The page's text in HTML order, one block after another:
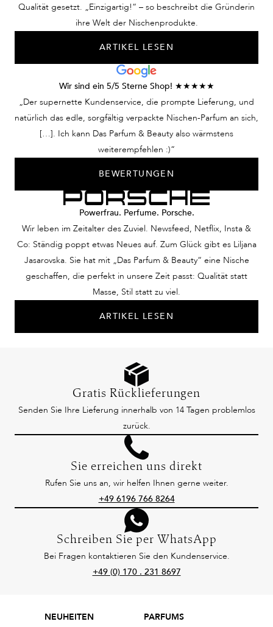
Qualität gesetzt. „Einzigartig!“ – so beschreibt die Gründerin
ihre Welt der Nischenprodukte.
ARTIKEL LESEN
Wir sind ein 5/5 Sterne Shop! ★★★★★
„Der supernette Kundenservice, die prompte Lieferung, und
natürlich das edle, sorgfältig verpackte Nischen-Parfum an sich,
[…]. Ich kann Das Parfum & Beauty also wärmstens
weiterempfehlen :)“
BEWERTUNGEN
Powerfrau. Perfume. Porsche.
Wir leben im Zeitalter des Zuviel. Newsfeed, Netflix, Insta &
Co: Ständig poppt etwas Neues auf. Zum Glück gibt es Liljana
Jasarovska. Sie hat mit „Das Parfum & Beauty“ eine Nische
geschaffen, die perfekt in unsere Zeit passt: Qualität statt
Masse, Stil statt zu viel.
ARTIKEL LESEN
Gratis Rücklieferungen
Senden Sie Ihre Lieferung innerhalb von 14 Tagen problemlos
zurück.
Sie erreichen uns direkt
Rufen Sie uns an, wir helfen Ihnen gerne weiter.
+49 6196 766 8264
Schreiben Sie per WhatsApp
Bei Fragen kontaktieren Sie den Kundenservice.
+49 (0) 170 . 231 8697
NEUHEITEN
PARFUMS